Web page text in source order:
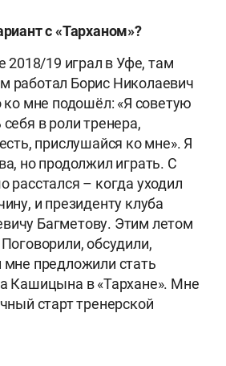
с «Тарханом»?
2018/19 играл в Уфе, там
работал Борис Николаевич
ко мне подошёл: «Я советую
в роли тренера,
прислушайся ко мне». Я
но продолжил играть. С
расстался – когда уходил
и президенту клуба
Багметову. Этим летом
обсудили,
мне предложили стать
Кашицына в «Тархане». Мне
старт тренерской